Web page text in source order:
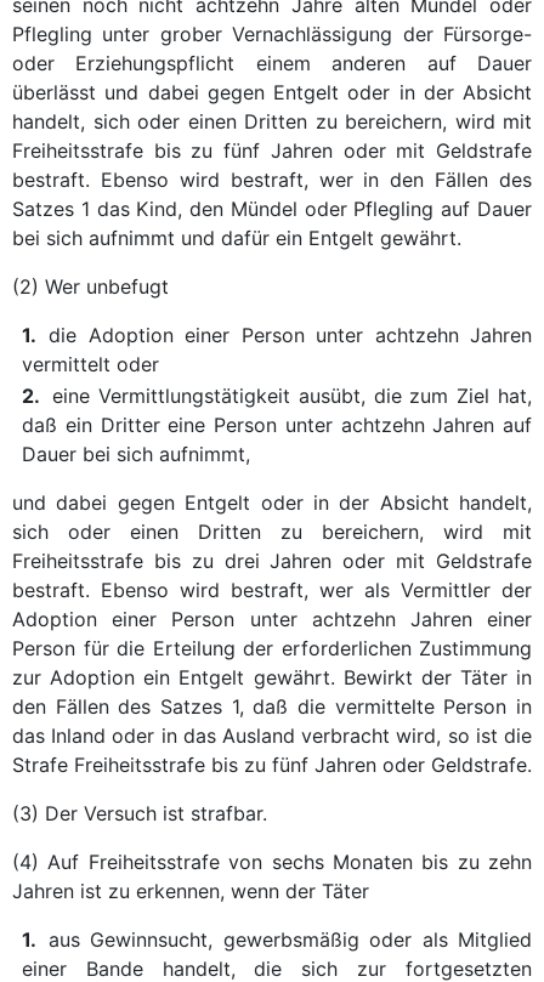
Pflegling unter grober Vernachlässigung der Fürsorge-
oder Erziehungspflicht einem anderen auf Dauer
überlässt und dabei gegen Entgelt oder in der Absicht
handelt, sich oder einen Dritten zu bereichern, wird mit
Freiheitsstrafe bis zu fünf Jahren oder mit Geldstrafe
bestraft. Ebenso wird bestraft, wer in den Fällen des
Satzes 1 das Kind, den Mündel oder Pflegling auf Dauer
bei sich aufnimmt und dafür ein Entgelt gewährt.
(2) Wer unbefugt
1. die Adoption einer Person unter achtzehn Jahren
vermittelt oder
2. eine Vermittlungstätigkeit ausübt, die zum Ziel hat,
daß ein Dritter eine Person unter achtzehn Jahren auf
Dauer bei sich aufnimmt,
und dabei gegen Entgelt oder in der Absicht handelt,
sich oder einen Dritten zu bereichern, wird mit
Freiheitsstrafe bis zu drei Jahren oder mit Geldstrafe
bestraft. Ebenso wird bestraft, wer als Vermittler der
Adoption einer Person unter achtzehn Jahren einer
Person für die Erteilung der erforderlichen Zustimmung
zur Adoption ein Entgelt gewährt. Bewirkt der Täter in
den Fällen des Satzes 1, daß die vermittelte Person in
das Inland oder in das Ausland verbracht wird, so ist die
Strafe Freiheitsstrafe bis zu fünf Jahren oder Geldstrafe.
(3) Der Versuch ist strafbar.
(4) Auf Freiheitsstrafe von sechs Monaten bis zu zehn
Jahren ist zu erkennen, wenn der Täter
1. aus Gewinnsucht, gewerbsmäßig oder als Mitglied
einer Bande handelt, die sich zur fortgesetzten